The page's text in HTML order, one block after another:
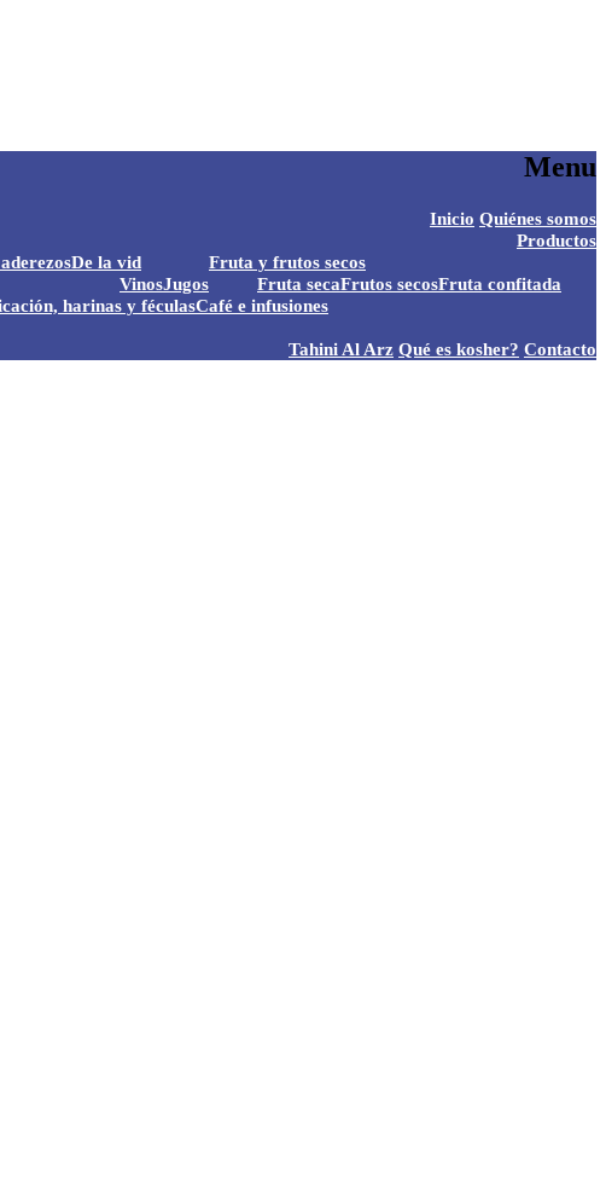
Menu
Inicio Quiénes somos
Productos
De la vid
VinosJugos
Fruta y frutos secos
Fruta secaFrutos secosFruta confitada
harinas y féculasCafé e infusiones
Tahini Al Arz Qué es kosher? Contacto